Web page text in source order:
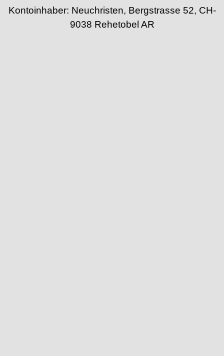
Kontoinhaber: Neuchristen, Bergstrasse 52, CH-
9038 Rehetobel AR